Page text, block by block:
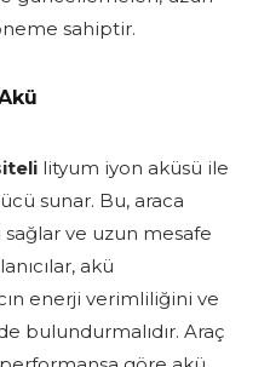
sahiptir.
lityum iyon aküsü ile
sunar. Bu, araca
ve uzun mesafe
akü
enerji verimliliğini ve
bulundurmalıdır. Araç